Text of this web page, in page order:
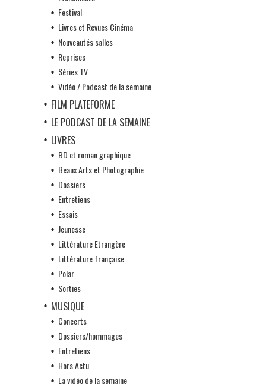
Festival
Livres et Revues Cinéma
Nouveautés salles
Reprises
Séries TV
Vidéo / Podcast de la semaine
FILM PLATEFORME
LE PODCAST DE LA SEMAINE
LIVRES
BD et roman graphique
Beaux Arts et Photographie
Dossiers
Entretiens
Essais
Jeunesse
Littérature Etrangère
Littérature française
Polar
Sorties
MUSIQUE
Concerts
Dossiers/hommages
Entretiens
Hors Actu
La vidéo de la semaine